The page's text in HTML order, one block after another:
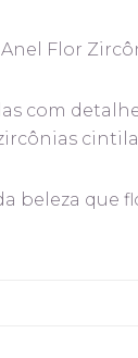
Flor
com
beleza que